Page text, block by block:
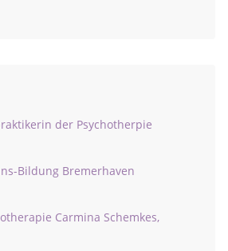
der Psychotherpie
Bildung Bremerhaven
Carmina Schemkes,